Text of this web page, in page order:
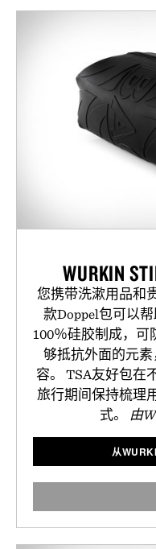
WURKIN
您携带洗漱用品和
款Doppel包可以
100％硅胶制成，
够抵抗外面的元
容。 TSA友好包在
旅行期间保持梳理
式。
由
从